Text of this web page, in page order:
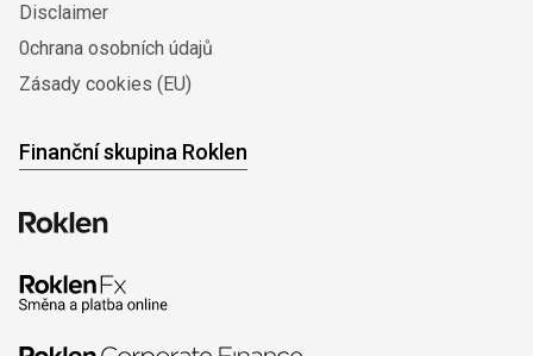
Disclaimer
0chrana osobních údajů
Zásady cookies (EU)
Finanční skupina Roklen